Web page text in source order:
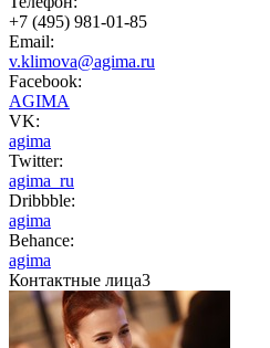
+7 (495) 981-01-85
Email:
v.klimova@agima.ru
Facebook:
AGIMA
VK:
agima
Twitter:
agima_ru
Dribbble:
agima
Behance:
agima
Контактные лица3